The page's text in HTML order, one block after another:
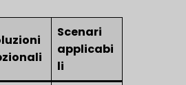
Scenari
applicabi
li